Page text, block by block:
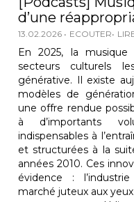
d’une
13.02.2026 ECOUTER
En 2025, la musique
secteurs culturels
générative. Il existe
modèles de
une offre rendue
à d’importants
indispensables à
et structurées à la
années 2010. Ces
évidence :
marché juteux aux